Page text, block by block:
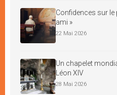
Confidences sur le
ami »
22 Mai 2026
Un chapelet
Léon XIV
28 Mai 2026